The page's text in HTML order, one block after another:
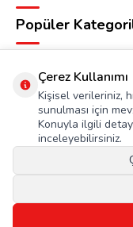
Popüler
Çerez Kullanımı
Kişisel verileriniz,
sunulması için
Konuyla ilgili
inceleyebilirsiniz.